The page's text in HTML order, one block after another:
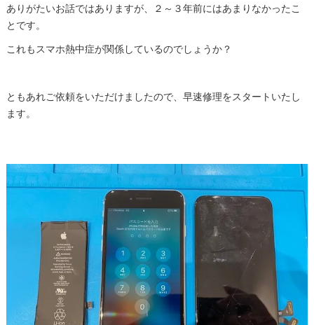
ありがたいお話ではありますが、２～３年前にはあまりなかったこ
とです。
これもスマホ熱中症が関係しているのでしょうか？
ともあれご依頼をいただけましたので、早速修理をスタートいたし
ます。